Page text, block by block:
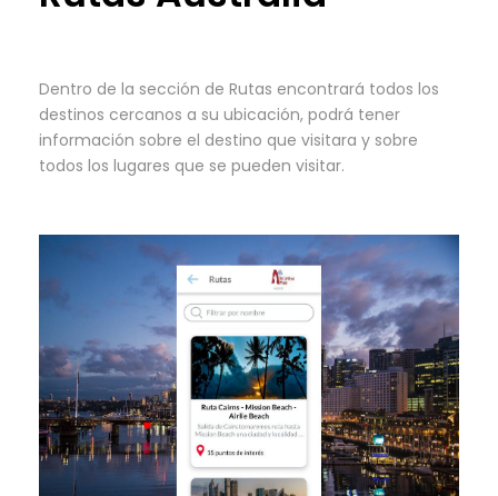
Dentro de la sección de Rutas encontrará todos los
destinos cercanos a su ubicación, podrá tener
información sobre el destino que visitara y sobre
todos los lugares que se pueden visitar.